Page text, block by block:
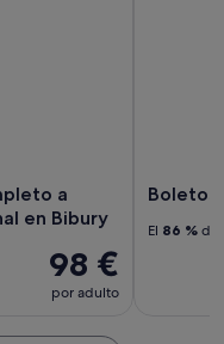
a
en Bibury
98 €
por adulto
Boletos
El 86 % de